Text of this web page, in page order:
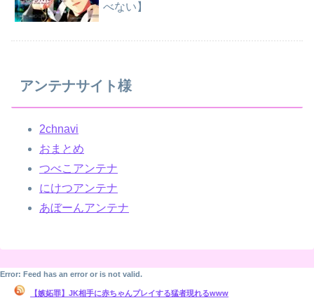
べない】
アンテナサイト様
2chnavi
おまとめ
つべこアンテナ
にけつアンテナ
あぼーんアンテナ
Error: Feed has an error or is not valid.
【嫉妬罪】JK相手に赤ちゃんプレイする猛者現れるwww